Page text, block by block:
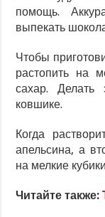
помощь.
выпекать
Чтобы
растопить на
сахар.
ковшике.
Когда
апельсина, а
на мелкие
Читайте также: